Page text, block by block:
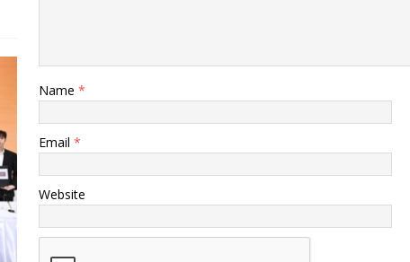
Name *
Email *
Website